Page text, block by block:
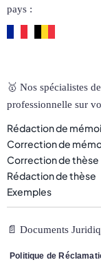
pays :
🥇 Nos spécialistes
professionnelle sur
Rédaction de
Correction de
Correction de thèse
Rédaction de thèse
Exemples
📄 Documents
Politique de